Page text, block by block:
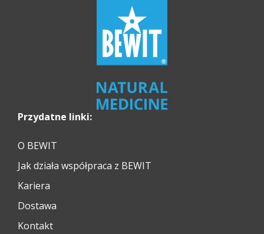
Przydatne linki:
O BEWIT
Jak działa współpraca z BEWIT
Kariera
Dostawa
Kontakt